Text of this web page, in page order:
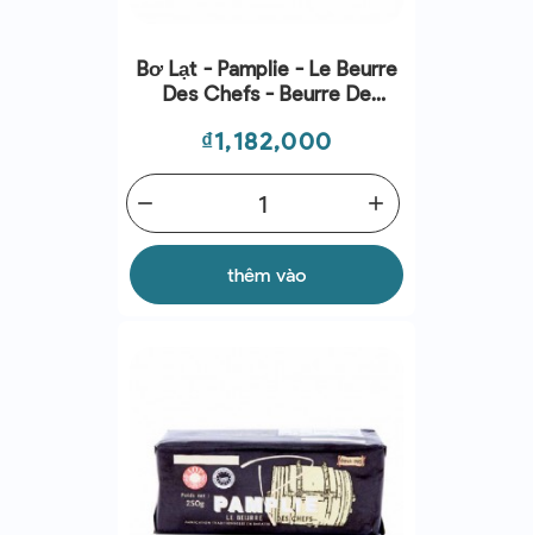
Bơ Lạt - Pamplie - Le Beurre
Des Chefs - Beurre De
Giá
₫1,182,000
add
remove
thêm vào